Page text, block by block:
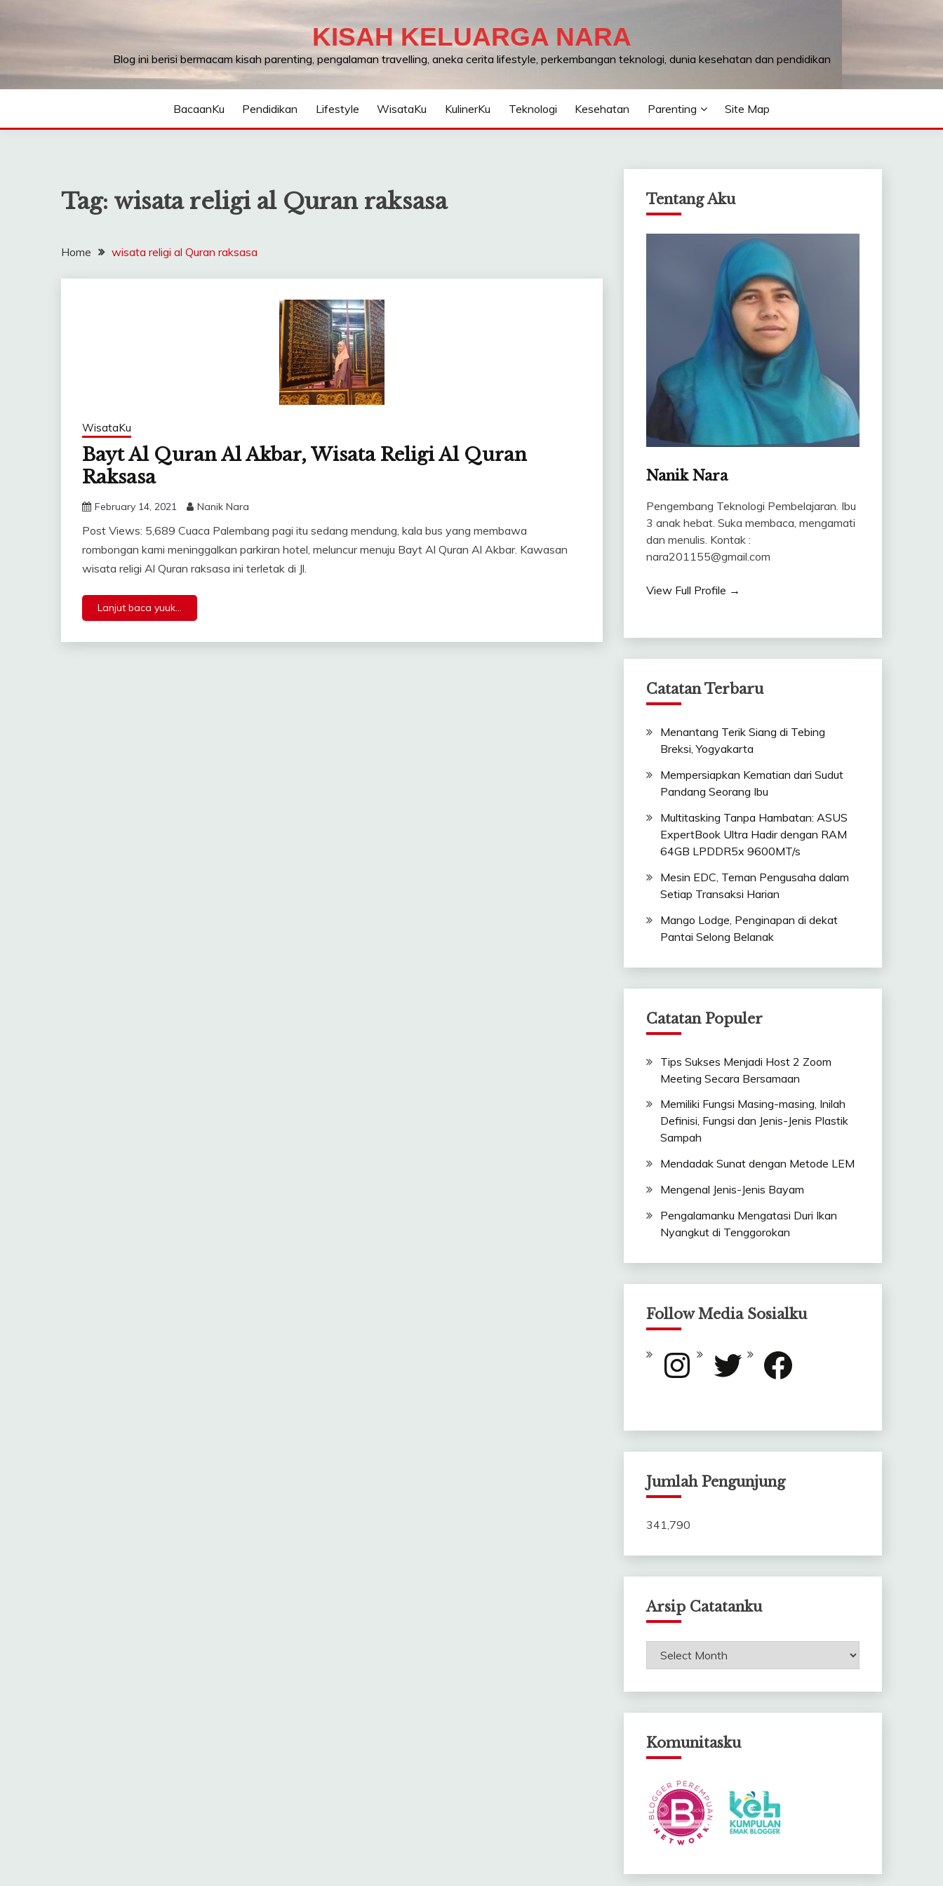
KISAH KELUARGA NARA
Blog ini berisi bermacam kisah parenting, pengalaman travelling, aneka cerita lifestyle, perkembangan teknologi, dunia kesehatan dan pendidikan
BacaanKu Pendidikan Lifestyle WisataKu KulinerKu Teknologi Kesehatan Parenting Site Map
Tag: wisata religi al Quran raksasa
Home wisata religi al Quran raksasa
WisataKu
Bayt Al Quran Al Akbar, Wisata Religi Al Quran
Raksasa
February 14, 2021 Nanik Nara
Post Views: 5,689 Cuaca Palembang pagi itu sedang mendung, kala bus yang membawa
rombongan kami meninggalkan parkiran hotel, meluncur menuju Bayt Al Quran Al Akbar. Kawasan
wisata religi Al Quran raksasa ini terletak di Jl.
Lanjut baca yuuk...
Tentang Aku
Nanik Nara
Pengembang Teknologi Pembelajaran. Ibu
3 anak hebat. Suka membaca, mengamati
dan menulis. Kontak :
nara201155@gmail.com
View Full Profile →
Catatan Terbaru
Menantang Terik Siang di Tebing
Breksi, Yogyakarta
Mempersiapkan Kematian dari Sudut
Pandang Seorang Ibu
Multitasking Tanpa Hambatan: ASUS
ExpertBook Ultra Hadir dengan RAM
64GB LPDDR5x 9600MT/s
Mesin EDC, Teman Pengusaha dalam
Setiap Transaksi Harian
Mango Lodge, Penginapan di dekat
Pantai Selong Belanak
Catatan Populer
Tips Sukses Menjadi Host 2 Zoom
Meeting Secara Bersamaan
Memiliki Fungsi Masing-masing, Inilah
Definisi, Fungsi dan Jenis-Jenis Plastik
Sampah
Mendadak Sunat dengan Metode LEM
Mengenal Jenis-Jenis Bayam
Pengalamanku Mengatasi Duri Ikan
Nyangkut di Tenggorokan
Follow Media Sosialku
Instagram Twitter Facebook
Jumlah Pengunjung
341,790
Arsip Catatanku
Arsip
Komunitasku